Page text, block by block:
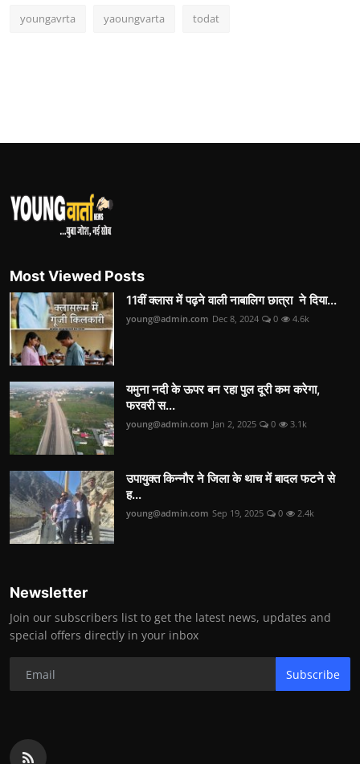
youngavrta yaoungvarta todat
Most Viewed Posts
11वीं क्लास में पढ़ने वाली नाबालिग छात्रा ने दिया...
young@admin.com Dec 8, 2024 0 4.6k
यमुना नदी के ऊपर बन रहा पुल दूरी कम करेगा,
फरवरी स...
young@admin.com Jan 2, 2025 0 3.1k
उपायुक्त किन्नौर ने जिला के थाच में बादल फटने से
ह...
young@admin.com Sep 19, 2025 0 2.4k
Newsletter
Join our subscribers list to get the latest news, updates and
special offers directly in your inbox
Subscribe